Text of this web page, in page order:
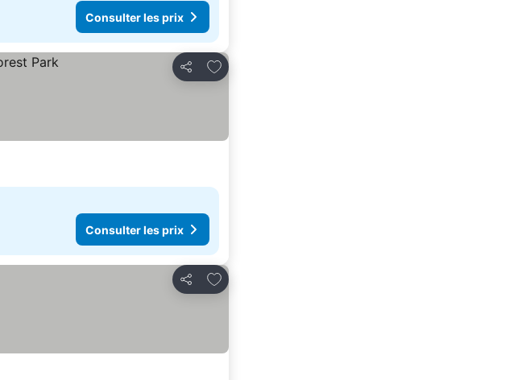
Consulter les prix
Partager
Ajouter à mes favoris
les prix
Consulter les prix
Partager
Ajouter à mes favoris